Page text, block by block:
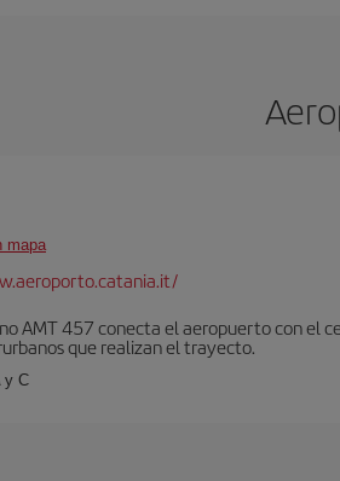
mapa
AMT 457 conecta el aeropuerto con el
que realizan el trayecto.
y C